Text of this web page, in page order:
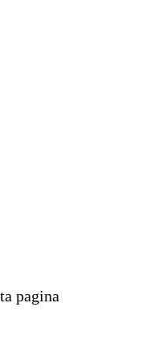
pagina